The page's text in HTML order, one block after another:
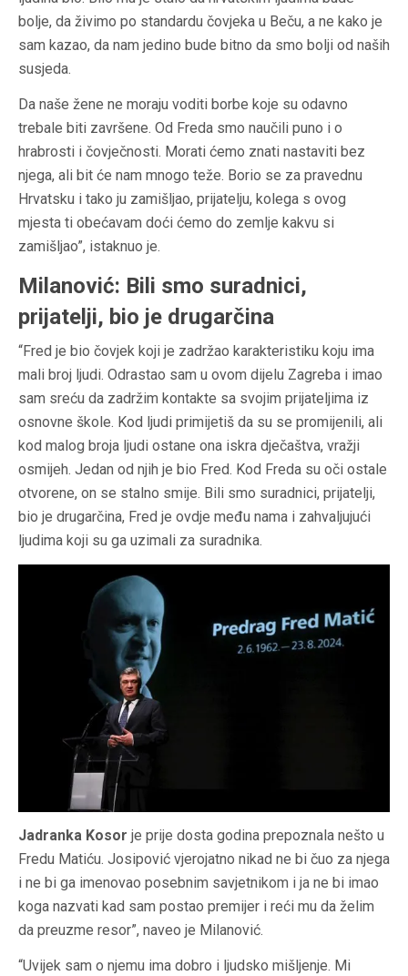
bolje, da živimo po standardu čovjeka u Beču, a ne kako je
sam kazao, da nam jedino bude bitno da smo bolji od naših
susjeda.
Da naše žene ne moraju voditi borbe koje su odavno
trebale biti završene. Od Freda smo naučili puno i o
hrabrosti i čovječnosti. Morati ćemo znati nastaviti bez
njega, ali bit će nam mnogo teže. Borio se za pravednu
Hrvatsku i tako ju zamišljao, prijatelju, kolega s ovog
mjesta ti obećavam doći ćemo do zemlje kakvu si
zamišljao”, istaknuo je.
Milanović: Bili smo suradnici,
prijatelji, bio je drugarčina
“Fred je bio čovjek koji je zadržao karakteristiku koju ima
mali broj ljudi. Odrastao sam u ovom dijelu Zagreba i imao
sam sreću da zadržim kontakte sa svojim prijateljima iz
osnovne škole. Kod ljudi primijetiš da su se promijenili, ali
kod malog broja ljudi ostane ona iskra dječaštva, vražji
osmijeh. Jedan od njih je bio Fred. Kod Freda su oči ostale
otvorene, on se stalno smije. Bili smo suradnici, prijatelji,
bio je drugarčina, Fred je ovdje među nama i zahvaljujući
ljudima koji su ga uzimali za suradnika.
Jadranka Kosor je prije dosta godina prepoznala nešto u
Fredu Matiću. Josipović vjerojatno nikad ne bi čuo za njega
i ne bi ga imenovao posebnim savjetnikom i ja ne bi imao
koga nazvati kad sam postao premijer i reći mu da želim
da preuzme resor”, naveo je Milanović.
“Uvijek sam o njemu ima dobro i ljudsko mišljenje. Mi